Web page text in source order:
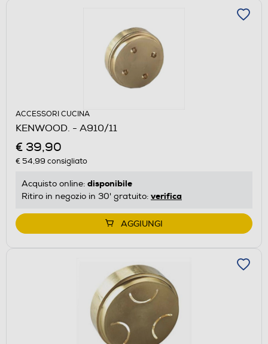
ACCESSORI CUCINA
KENWOOD. - A910/11
€ 39,90
€ 54,99 consigliato
Acquisto online: disponibile
Ritiro in negozio in 30' gratuito: verifica
AGGIUNGI